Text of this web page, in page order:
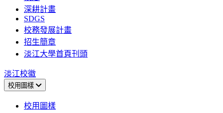
深耕計畫
SDGS
校務發展計畫
招生簡章
淡江大學首頁刊頭
淡江校徽
校用圖樣
校用圖樣